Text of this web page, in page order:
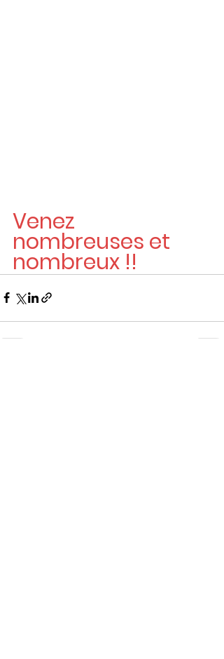
Venez
nombreuses et
nombreux !!